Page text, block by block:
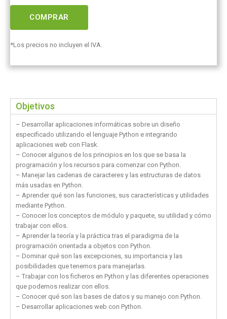
COMPRAR
*Los precios no incluyen el IVA.
Objetivos
– Desarrollar aplicaciones informáticas sobre un diseño
especificado utilizando el lenguaje Python e integrando
aplicaciones web con Flask.
– Conocer algunos de los principios en los que se basa la
programación y los recursos para comenzar con Python.
– Manejar las cadenas de caracteres y las estructuras de datos
más usadas en Python.
– Aprender qué son las funciones, sus características y utilidades
mediante Python.
– Conocer los conceptos de módulo y paquete, su utilidad y cómo
trabajar con ellos.
– Aprender la teoría y la práctica tras el paradigma de la
programación orientada a objetos con Python.
– Dominar qué son las excepciones, su importancia y las
posibilidades que tenemos para manejarlas.
– Trabajar con los ficheros en Python y las diferentes operaciones
que podemos realizar con ellos.
– Conocer qué son las bases de datos y su manejo con Python.
– Desarrollar aplicaciones web con Python.